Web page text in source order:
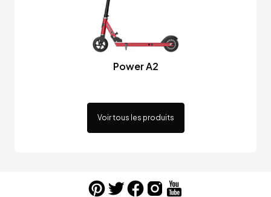
Power A2
Voir tous les produits